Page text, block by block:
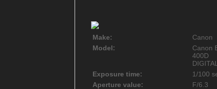
Make:
Canon
Model:
Canon
400D
Exposure time:
1/100
Aperture value:
F/6.3